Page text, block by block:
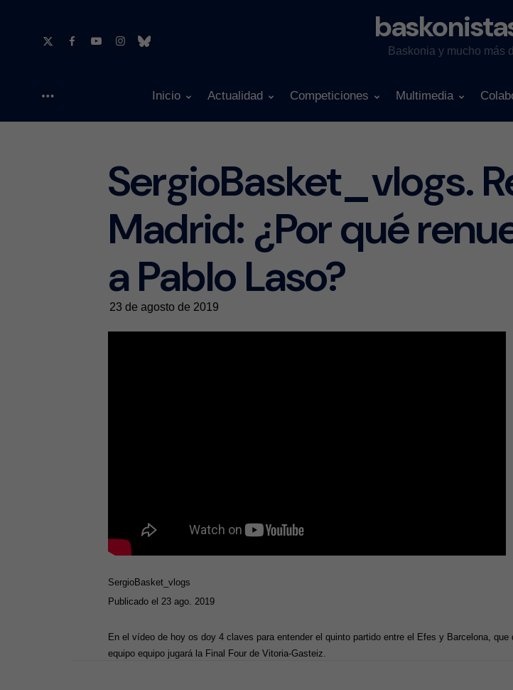
Baskonia y mucho más
Inicio Actualidad Competiciones Multimedia
SergioBasket_vlogs.
Madrid: ¿Por qué
a Pablo Laso?
23 de agosto de 2019
SergioBasket_vlogs
Publicado el 23 ago. 2019
En el vídeo de hoy os doy 4 claves para entender el quinto partido entre el Efes y Barcelona, que
equipo equipo jugará la Final Four de Vitoria-Gasteiz.